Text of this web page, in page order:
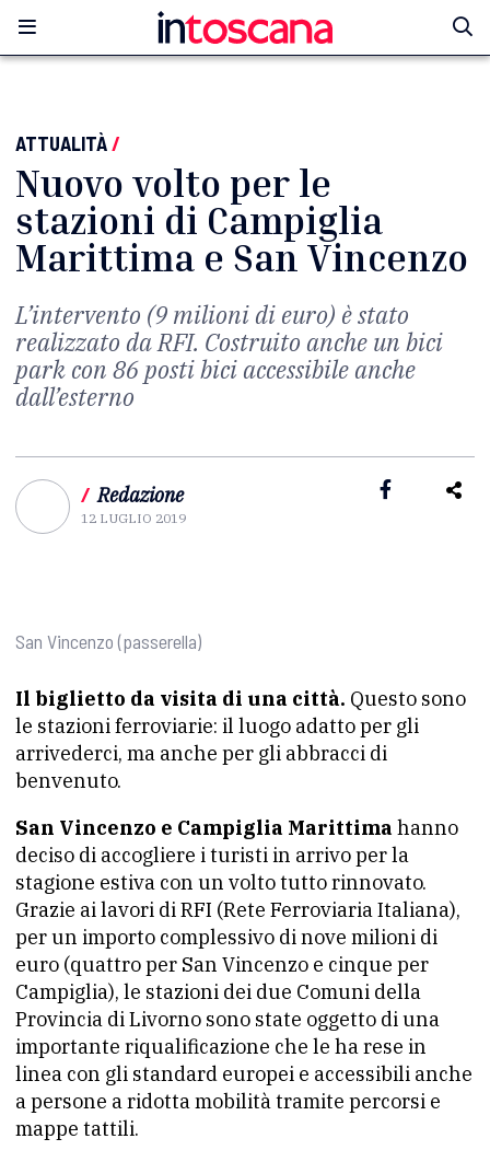
ATTUALITÀ/
Nuovo volto per le
stazioni di Campiglia
Marittima e San Vincenzo
L’intervento (9 milioni di euro) è stato
realizzato da RFI. Costruito anche un bici
park con 86 posti bici accessibile anche
dall’esterno
/ Redazione
12 LUGLIO 2019
San Vincenzo (passerella)
Il biglietto da visita di una città. Questo sono
le stazioni ferroviarie: il luogo adatto per gli
arrivederci, ma anche per gli abbracci di
benvenuto.
San Vincenzo e Campiglia Marittima hanno
deciso di accogliere i turisti in arrivo per la
stagione estiva con un volto tutto rinnovato.
Grazie ai lavori di RFI (Rete Ferroviaria Italiana),
per un importo complessivo di nove milioni di
euro (quattro per San Vincenzo e cinque per
Campiglia), le stazioni dei due Comuni della
Provincia di Livorno sono state oggetto di una
importante riqualificazione che le ha rese in
linea con gli standard europei e accessibili anche
a persone a ridotta mobilità tramite percorsi e
mappe tattili.